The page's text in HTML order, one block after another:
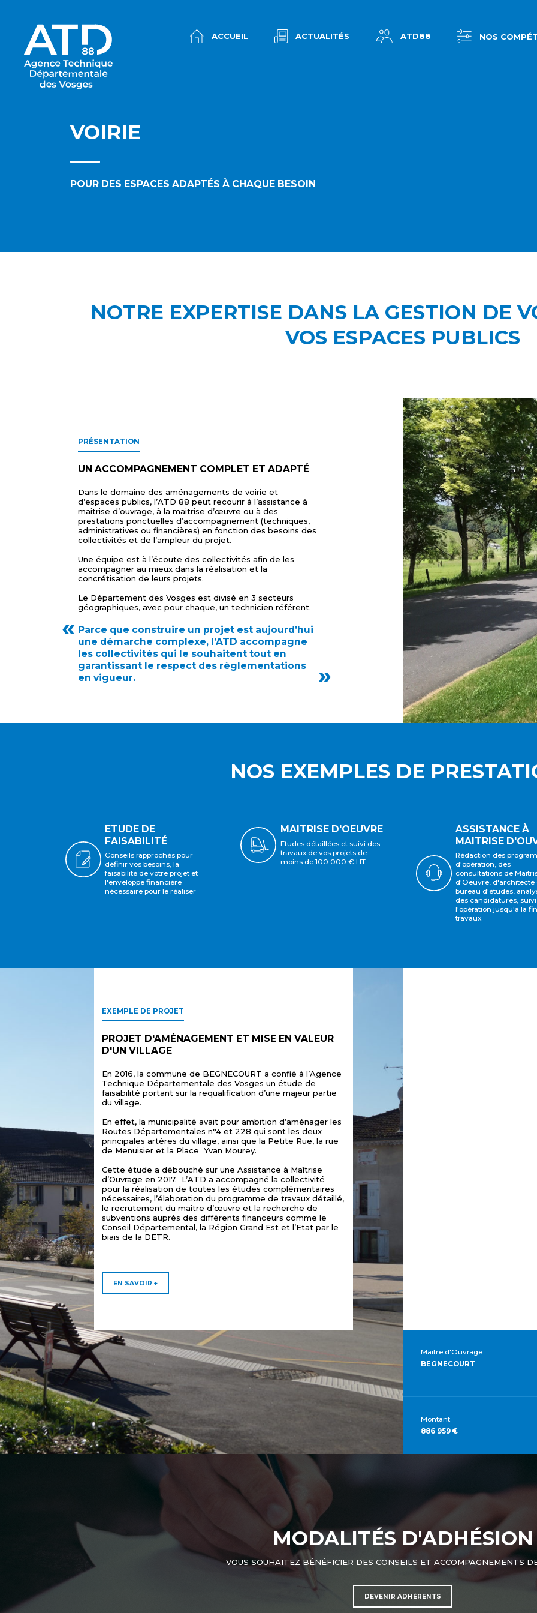
ACCUEIL ACTUALITÉS ATD88 NOS
VOIRIE
POUR DES ESPACES ADAPTÉS À CHAQUE BESOIN
NOTRE EXPERTISE DANS LA GESTION DE
VOS ESPACES PUBLICS
PRÉSENTATION
UN ACCOMPAGNEMENT COMPLET ET ADAPTÉ
Dans le domaine des aménagements de voirie et
d’espaces publics, l’ATD 88 peut recourir à l’assistance à
maitrise d’ouvrage, à la maitrise d’œuvre ou à des
prestations ponctuelles d’accompagnement (techniques,
administratives ou financières) en fonction des besoins des
collectivités et de l’ampleur du projet.
Une équipe est à l’écoute des collectivités afin de les
accompagner au mieux dans la réalisation et la
concrétisation de leurs projets.
Le Département des Vosges est divisé en 3 secteurs
géographiques, avec pour chaque, un technicien référent.
Parce que construire un projet est aujourd’hui
une démarche complexe, l’ATD accompagne
les collectivités qui le souhaitent tout en
garantissant le respect des règlementations
en vigueur.
NOS EXEMPLES DE
ETUDE DE
FAISABILITÉ
Conseils rapprochés pour
définir vos besoins, la
faisabilité de votre projet et
l'enveloppe financière
nécessaire pour le réaliser
MAITRISE D'OEUVRE
Etudes détaillées et suivi des
travaux de vos projets de
moins de 100 000 € HT
ASSISTANCE À
MAITRISE
Rédaction des
d'opération, des
consultations de
d'Oeuvre, d'architecte
bureau d'études,
des candidatures,
l'opération jusqu'à la
travaux.
EXEMPLE DE PROJET
PROJET D'AMÉNAGEMENT ET MISE EN VALEUR
D'UN VILLAGE
En 2016, la commune de BEGNECOURT a confié à l’Agence
Technique Départementale des Vosges un étude de
faisabilité portant sur la requalification d’une majeur partie
du village.
En effet, la municipalité avait pour ambition d’aménager les
Routes Départementales n°4 et 228 qui sont les deux
principales artères du village, ainsi que la Petite Rue, la rue
de Menuisier et la Place Yvan Mourey.
Cette étude a débouché sur une Assistance à Maîtrise
d’Ouvrage en 2017. L’ATD a accompagné la collectivité
pour la réalisation de toutes les études complémentaires
nécessaires, l’élaboration du programme de travaux détaillé,
le recrutement du maitre d’œuvre et la recherche de
subventions auprès des différents financeurs comme le
Conseil Départemental, la Région Grand Est et l’Etat par le
biais de la DETR.
EN SAVOIR +
Maitre d'Ouvrage
BEGNECOURT
Montant
886 959 €
MODALITÉS D'ADHÉSION
VOUS SOUHAITEZ BÉNÉFICIER DES CONSEILS ET ACCOMPAGNEMENTS
DEVENIR ADHÉRENTS